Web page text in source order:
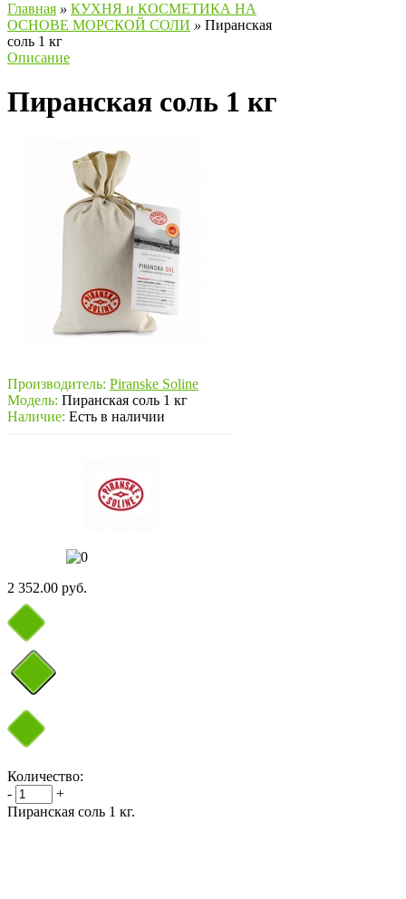
Главная » КУХНЯ и КОСМЕТИКА НА
ОСНОВЕ МОРСКОЙ СОЛИ » Пиранская
соль 1 кг
Описание
Пиранская соль 1 кг
Производитель: Piranske Soline
Модель: Пиранская соль 1 кг
Наличие: Есть в наличии
2 352.00 руб.
Количество:
-
+
Пиранская соль 1 кг.